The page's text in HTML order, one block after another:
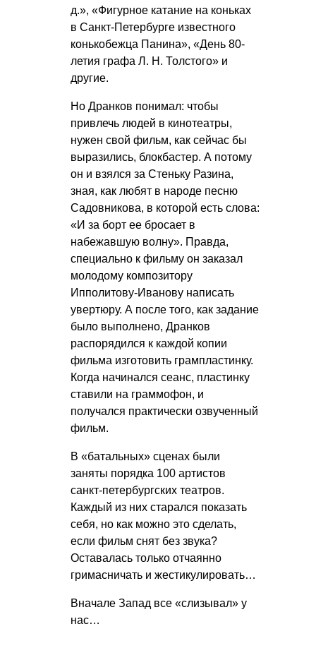
д.», «Фигурное катание на коньках
в Санкт-Петербурге известного
конькобежца Панина», «День 80-
летия графа Л. Н. Толстого» и
другие.
Но Дранков понимал: чтобы
привлечь людей в кинотеатры,
нужен свой фильм, как сейчас бы
выразились, блокбастер. А потому
он и взялся за Стеньку Разина,
зная, как любят в народе песню
Садовникова, в которой есть слова:
«И за борт ее бросает в
набежавшую волну». Правда,
специально к фильму он заказал
молодому композитору
Ипполитову-Иванову написать
увертюру. А после того, как задание
было выполнено, Дранков
распорядился к каждой копии
фильма изготовить грампластинку.
Когда начинался сеанс, пластинку
ставили на граммофон, и
получался практически озвученный
фильм.
В «батальных» сценах были
заняты порядка 100 артистов
санкт-петербургских театров.
Каждый из них старался показать
себя, но как можно это сделать,
если фильм снят без звука?
Оставалась только отчаянно
гримасничать и жестикулировать…
Вначале Запад все «слизывал» у
нас…